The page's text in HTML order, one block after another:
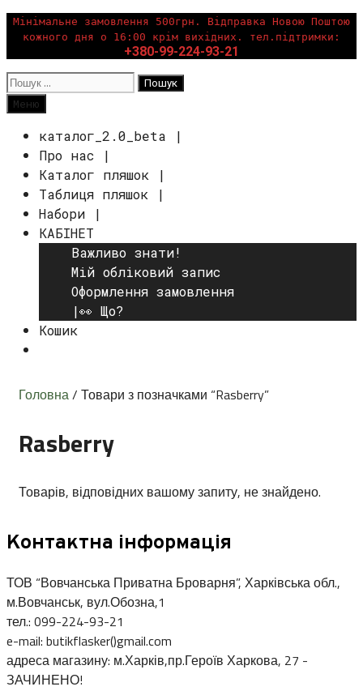
Перейти
вмісту
Мінімальне замовлення 500грн. Відправка Новою Поштою
кожного дня о 16:00 крім вихідних. тел.підтримки:
+380-99-224-93-21
Пошук:
Пошук
Меню
каталог_2.0_beta |
Про нас |
Каталог пляшок |
Таблиця пляшок |
Набори |
КАБІНЕТ
Важливо знати!
Мій обліковий запис
Оформлення замовлення
|👀 Що?
Кошик
Головна/ Товари з позначками “Rasberry”
Rasberry
Товарів, відповідних вашому запиту, не знайдено.
Контактна інформація
ТОВ “Вовчанська Приватна Броварня”, Харківська обл.,
м.Вовчанськ, вул.Обозна,1
тел.: 099-224-93-21
e-mail: butikflasker()gmail.com
адреса магазину: м.Харків,пр.Героїв Харкова, 27 -
ЗАЧИНЕНО!